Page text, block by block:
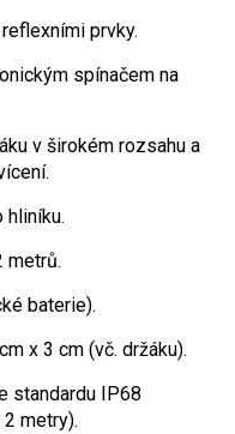
prvky.
spínačem na
v širokém rozsahu a
hliníku.
metrů.
baterie).
x 3 cm (vč. držáku).
standardu IP68
metry).